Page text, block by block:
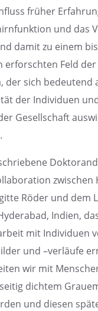
früher
und das
damit zu einem
erforsch­ten Feld
der sich bedeu­tend
der Indivi­duen
Gesell­schaft
zwischen
Röder und dem
Indien,
mit Indivi­duen
und –verläufe
wir mit
dichtem
und diesen